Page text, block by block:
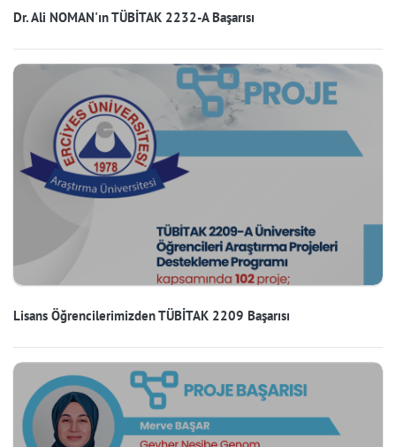
Dr. Ali NOMAN'ın TÜBİTAK 2232-A Başarısı
Lisans Öğrencilerimizden TÜBİTAK 2209 Başarısı